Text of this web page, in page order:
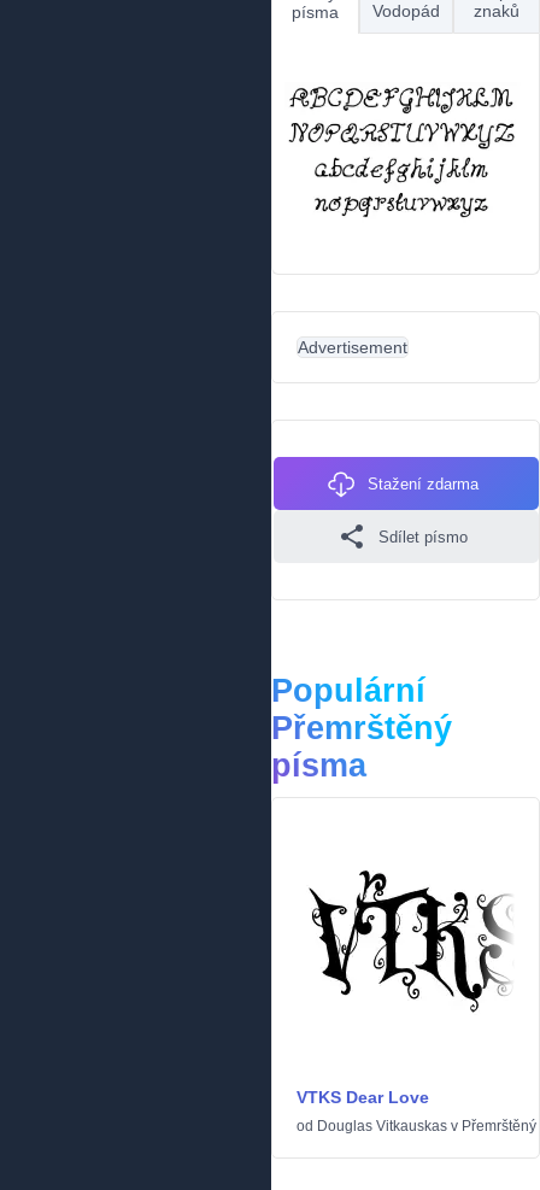
písma
Vodopád
znaků
Advertisement
Stažení zdarma
Sdílet písmo
Populární
Přemrštěný
písma
VTKS Dear Love
od Douglas Vitkauskas v Přemrštěný